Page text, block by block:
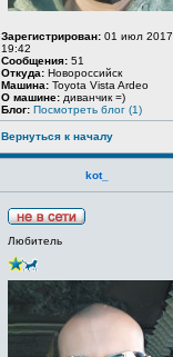
Зарегистрирован: 01 июл 2017,
19:42
Сообщения: 51
Откуда: Новороссийск
Машина: Toyota Vista Ardeo
О машине: диванчик =)
Блог: Посмотреть блог (1)
Вернуться к началу
kot_
Любитель